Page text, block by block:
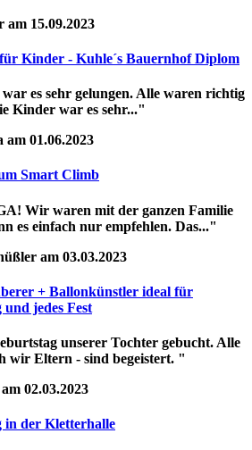
15.09.2023
Kinder - Kuhle´s Bauernhof Diplom
es sehr gelungen. Alle waren richtig
Kinder war es sehr..."
01.06.2023
Smart Climb
Wir waren mit der ganzen Familie
es einfach nur empfehlen. Das..."
am 03.03.2023
+ Ballonkünstler ideal für
jedes Fest
unserer Tochter gebucht. Alle
wir Eltern - sind begeistert. "
02.03.2023
in der Kletterhalle